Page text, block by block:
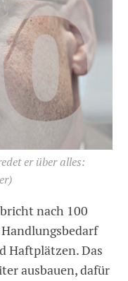
er über alles:
nach 100
Haftplätzen. Das
ausbauen, dafür